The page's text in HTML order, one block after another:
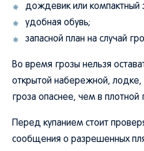
дождевик или компактный
удобная обувь;
запасной план на случай
Во время грозы нельзя
открытой набережной, лодке,
гроза опаснее, чем в плотной
Перед купанием стоит
сообщения о разрешенных